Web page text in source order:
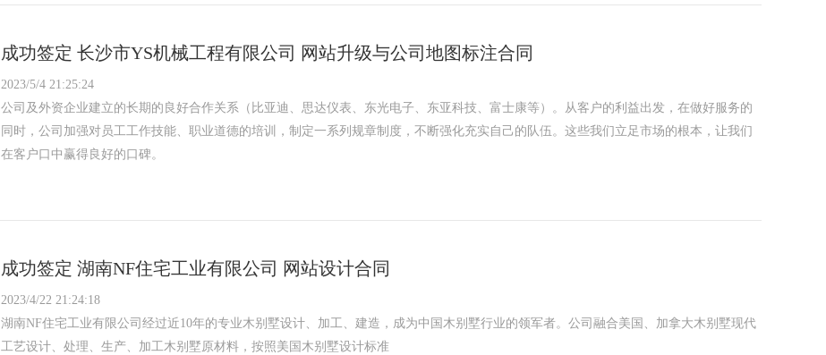
成功签定 长沙市YS机械工程有限公司 网站升级与公司地图标注合同
2023/5/4 21:25:24
公司及外资企业建立的长期的良好合作关系（比亚迪、思达仪表、东光电子、东亚科技、富士康等）。从客户的利益出发，在做好服务的
同时，公司加强对员工工作技能、职业道德的培训，制定一系列规章制度，不断强化充实自己的队伍。这些我们立足市场的根本，让我们
在客户口中赢得良好的口碑。
成功签定 湖南NF住宅工业有限公司 网站设计合同
2023/4/22 21:24:18
湖南NF住宅工业有限公司经过近10年的专业木别墅设计、加工、建造，成为中国木别墅行业的领军者。公司融合美国、加拿大木别墅现代
工艺设计、处理、生产、加工木别墅原材料，按照美国木别墅设计标准